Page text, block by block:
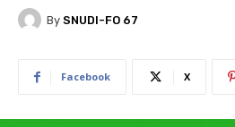
By SNUDI-FO 67
Facebook X